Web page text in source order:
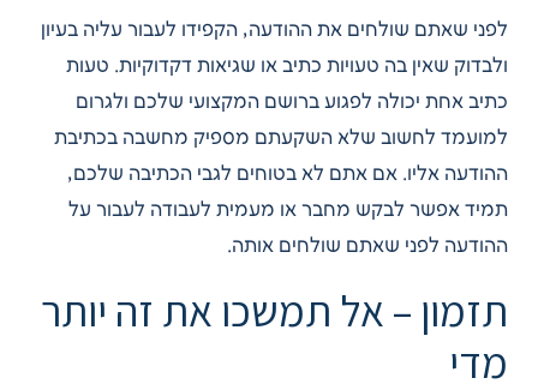
לפני שאתם שולחים את ההודעה, הקפידו לעבור עליה בעיון
ולבדוק שאין בה טעויות כתיב או שגיאות דקדוקיות. טעות
כתיב אחת יכולה לפגוע ברושם המקצועי שלכם ולגרום
למועמד לחשוב שלא השקעתם מספיק מחשבה בכתיבת
ההודעה אליו. אם אתם לא בטוחים לגבי הכתיבה שלכם,
תמיד אפשר לבקש מחבר או מעמית לעבודה לעבור על
ההודעה לפני שאתם שולחים אותה.
תזמון – אל תמשכו את זה יותר
מדי